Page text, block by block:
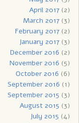
April 2017(2)
March 2017(3)
February 2017(2)
January 2017(3)
December 2016 (2)
November 2016 (5)
October 2016 (6)
September 2016 (1)
September 2015 (3)
August 2015 (3)
July 2015 (4)